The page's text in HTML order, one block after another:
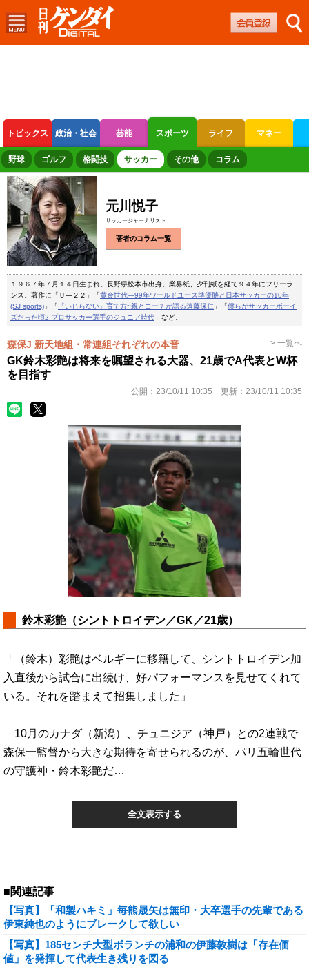
トピックス 政治・社会 芸能 スポーツ ライフ マネー
ボートレース 競輪 オートレース
野球 ゴルフ 格闘技 サッカー その他 コラム
元川悦子
サッカージャーナリスト
著者のコラム一覧
１９６７年７月１４日生まれ。長野県松本市出身。業界紙、夕刊紙を経て９４年にフリーラ
ンス。著作に「Ｕ―２２」「黄金世代―99年ワールドユース準優勝と日本サッカーの10年
(SJ sports) 」「 「いじらない」育て方~親とコーチが語る遠藤保仁 」「僕らがサッカーボーイ
ズだった頃2 プロサッカー選手のジュニア時代 」など。
森保J 新天地組・常連組それぞれの本音 > 一覧へ
GK鈴木彩艶は将来を嘱望される大器、21歳でA代表とW杯
を目指す
公開： 23/10/11 10:35 更新： 23/10/11 10:35
鈴木彩艶（シントトロイデン／GK／21歳）
「（鈴木）彩艶はベルギーに移籍して、シントトロイデン加
入直後から試合に出続け、好パフォーマンスを見せてくれて
いる。それを踏まえて招集しました」
10月のカナダ（新潟）、チュニジア（神戸）との2連戦で
森保一監督から大きな期待を寄せられるのが、パリ五輪世代
の守護神・鈴木彩艶だ…
全文表示する
■関連記事
【写真】「和製ハキミ」毎熊晟矢は無印・大卒選手の先輩である
伊東純也のようにブレークして欲しい
【写真】185センチ大型ボランチの浦和の伊藤敦樹は「存在価
値」を発揮して代表生き残りを図る